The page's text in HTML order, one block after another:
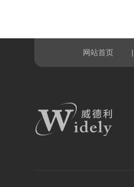
网站首页 |